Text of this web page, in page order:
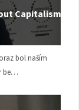
Capitalism |
bol naším
be…